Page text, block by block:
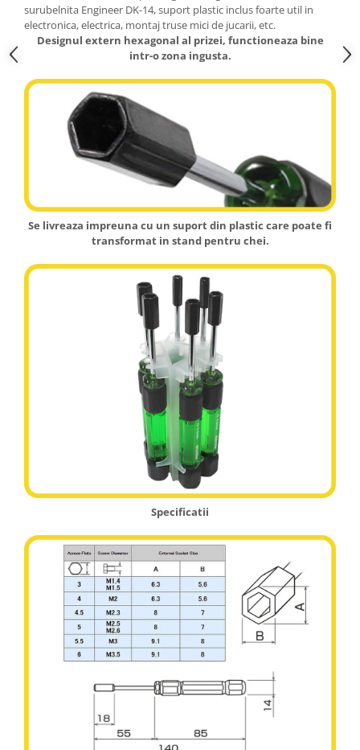
surubelnita Engineer DK-14, suport plastic inclus foarte util in
electronica, electrica, montaj truse mici de jucarii, etc.
Designul extern hexagonal al prizei, functioneaza bine
intr-o zona ingusta.
Se livreaza impreuna cu un suport din plastic care poate fi
transformat in stand pentru chei.
Specificatii